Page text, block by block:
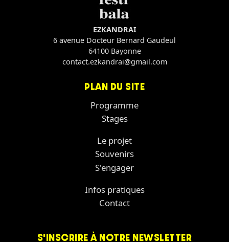
EZKANDRAI
6 avenue Docteur Bernard Gaudeul
64100 Bayonne
contact.ezkandrai@gmail.com
PLAN DU SITE
Programme
Stages
Le projet
Souvenirs
S'engager
Infos pratiques
Contact
S'INSCRIRE À NOTRE NEWSLETTER